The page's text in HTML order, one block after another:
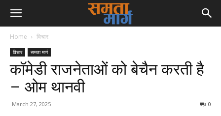
Home विचार
विचार समता मार्ग
कॉमेडी राजनेताओं को बेचैन करती है
– ओम थानवी
March 27, 2025 0